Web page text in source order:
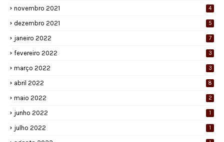
novembro 2021 4
dezembro 2021 5
janeiro 2022 7
fevereiro 2022 3
março 2022 3
abril 2022 8
maio 2022 2
junho 2022 1
julho 2022 1